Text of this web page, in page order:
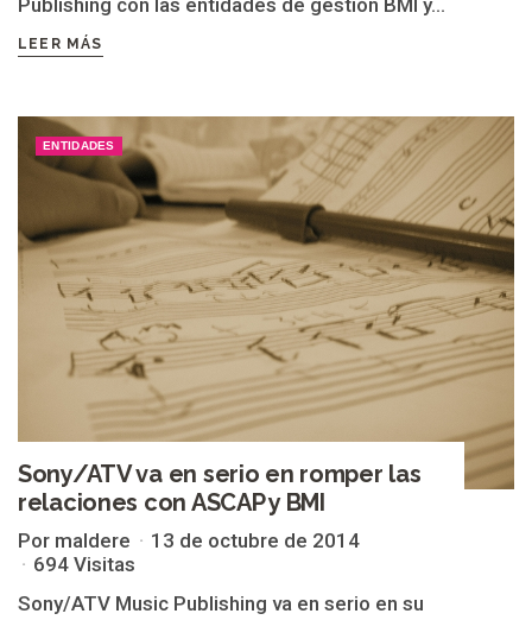
LEER MÁS
ENTIDADES
Sony/ATV va en serio en romper las
relaciones con ASCAP y BMI
Por maldere
13 de octubre de 2014
694 Visitas
Sony/ATV Music Publishing va en serio en su